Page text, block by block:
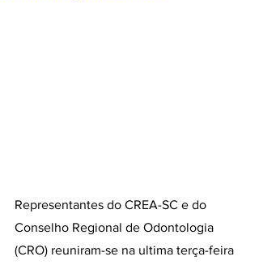
Representantes do CREA-SC e do
Conselho Regional de Odontologia
(CRO) reuniram-se na ultima terça-feira